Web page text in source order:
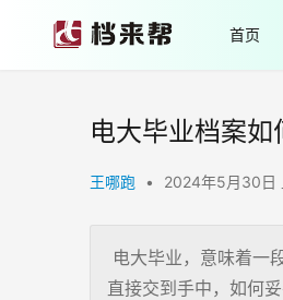
首页
电大毕业档案如
王哪跑 • 2024年5月30日
电大毕业，意味着一
直接交到手中，如何